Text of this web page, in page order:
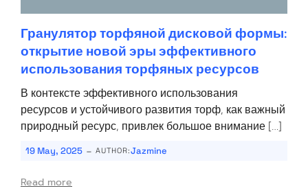
Гранулятор торфяной дисковой формы:
открытие новой эры эффективного
использования торфяных ресурсов
В контексте эффективного использования
ресурсов и устойчивого развития торф, как важный
природный ресурс, привлек большое внимание […]
19 May, 2025 - AUTHOR:Jazmine
Read more